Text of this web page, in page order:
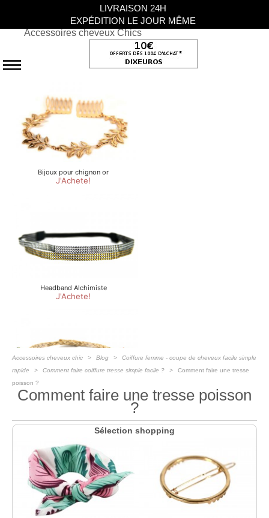
Accessoires cheveux Chics
Accessoires cheveux chic Blog
Coiffure femme - coupe de cheveux facile simple
rapide
Comment faire coiffure tresse simple facile ?
Comment faire une tresse
poisson ?
Comment faire une tresse poisson
?
Sélection shopping
LIVRAISON 24H
EXPÉDITION LE JOUR MÊME